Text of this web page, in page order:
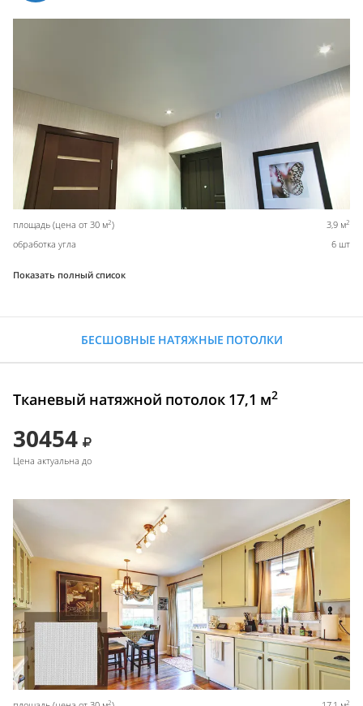
площадь (цена от 30 м2) 3,9 м2
обработка угла 6 шт
Показать полный список
БЕСШОВНЫЕ НАТЯЖНЫЕ ПОТОЛКИ
Тканевый натяжной потолок 17,1 м2
30454
Цена актуальна до
2 2